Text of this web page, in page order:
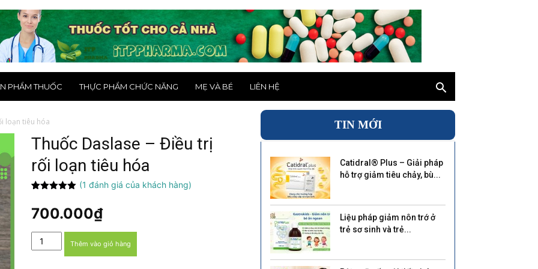
PHẨM THUỐC THỰC PHẨM CHỨC NĂNG MẸ VÀ BÉ LIÊN HỆ
loạn tiêu hóa
Thuốc Daslase – Điều trị
rối loạn tiêu hóa
dựa trên
đánh giá
(1 đánh giá của khách hàng)
700.000₫
Thuốc
Daslase
Thêm vào giỏ hàng
TIN MỚI
Catidral® Plus – Giải pháp
hỗ trợ giảm tiêu chảy, bù...
Liệu pháp giảm nôn trớ ở
trẻ sơ sinh và trẻ...